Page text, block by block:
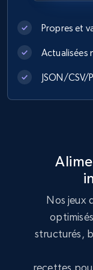
eCommerce
Lowes.com
eCommerce
991+
Propres et
Actualisées
JSON/CSV/
Nos jeux
structurés,